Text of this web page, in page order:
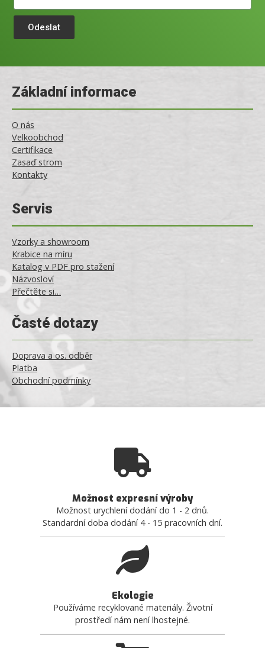
Odeslat
Základní informace
O nás
Velkoobchod
Certifikace
Zasaď strom
Kontakty
Servis
Vzorky a showroom
Krabice na míru
Katalog v PDF pro stažení
Názvosloví
Přečtěte si…
Časté dotazy
Doprava a os. odběr
Platba
Obchodní podmínky
Možnost expresní výroby
Možnost urychlení dodání do 1 - 2 dnů.
Standardní doba dodání 4 - 15 pracovních dní.
Ekologie
Používáme recyklované materiály. Životní
prostředí nám není lhostejné.